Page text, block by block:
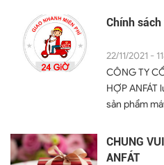
0389133966
DẪN
+ Bước 1:
tìm kiếm
vào nhóm
Chính
22/11/2021 -
CÔNG TY
HỢP
sản phẩm
khách đặt
tham khảo
CHUNG
ANFÁT